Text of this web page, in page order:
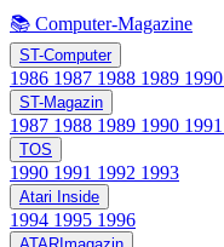
📚 Computer-Magazine
ST-Computer
1986 1987 1988 1989 1990
ST-Magazin
1987 1988 1989 1990 1991
TOS
1990 1991 1992 1993
Atari Inside
1994 1995 1996